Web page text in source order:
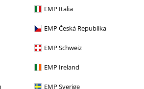
EMP Italia
EMP Česká Republika
EMP Schweiz
EMP Ireland
EMP Sverige